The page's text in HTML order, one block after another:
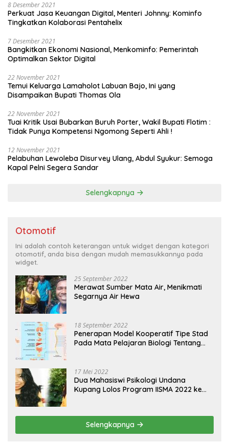
8 Desember 2021
Perkuat Jasa Keuangan Digital, Menteri Johnny: Kominfo
Tingkatkan Kolaborasi Pentahelix
7 Desember 2021
Bangkitkan Ekonomi Nasional, Menkominfo: Pemerintah
Optimalkan Sektor Digital
22 November 2021
Temui Keluarga Lamaholot Labuan Bajo, Ini yang
Disampaikan Bupati Thomas Ola
22 November 2021
Tuai Kritik Usai Bubarkan Buruh Porter, Wakil Bupati Flotim :
Tidak Punya Kompetensi Ngomong Seperti Ahli !
12 November 2021
Pelabuhan Lewoleba Disurvey Ulang, Abdul Syukur: Semoga
Kapal Pelni Segera Sandar
Selengkapnya
Otomotif
Ini adalah contoh keterangan untuk widget dengan kategori
otomotif, anda bisa dengan mudah memasukkannya pada
widget.
25 September 2022
Merawat Sumber Mata Air, Menikmati
Segarnya Air Hewa
18 September 2022
Penerapan Model Kooperatif Tipe Stad
Pada Mata Pelajaran Biologi Tentang
17 Mei 2022
Dua Mahasiswi Psikologi Undana
Kupang Lolos Program IISMA 2022 ke
Selengkapnya